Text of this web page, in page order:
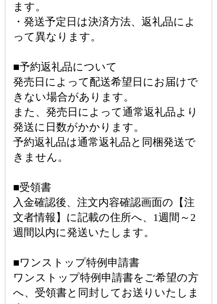
ます。
・発送予定日は決済方法、返礼品によ
って異なります。
■予約返礼品について
発売日によって配送希望日にお届けで
きない場合があります。
また、発売日によって通常返礼品より
発送に日数がかかります。
予約返礼品は通常返礼品と同梱発送で
きません。
■受領書
入金確認後、注文内容確認画面の【注
文者情報】に記載の住所へ、1週間～2
週間以内に発送いたします。
■ワンストップ特例申請書
ワンストップ特例申請書をご希望の方
へ、受領書と同封してお送りいたしま